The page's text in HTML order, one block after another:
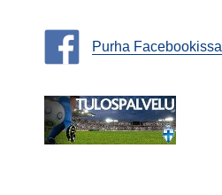
Purha Facebookissa